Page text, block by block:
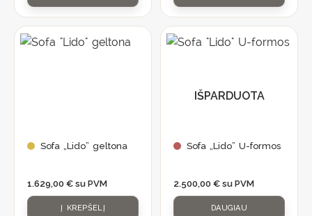
Sofa „Lido” geltona
1.629,00 € su PVM
Į KREPŠELĮ
IŠPARDUOTA
Sofa „Lido” U-formos
2.500,00 € su PVM
DAUGIAU